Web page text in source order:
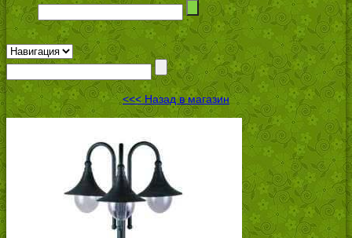
<<< Назад в магазин